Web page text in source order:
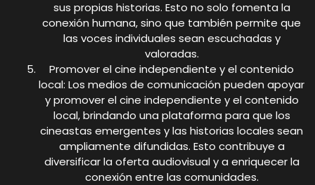
sus propias historias. Esto no solo fomenta la
conexión humana, sino que también permite que
las voces individuales sean escuchadas y
valoradas.
Promover el cine independiente y el contenido
local: Los medios de comunicación pueden apoyar
y promover el cine independiente y el contenido
local, brindando una plataforma para que los
cineastas emergentes y las historias locales sean
ampliamente difundidas. Esto contribuye a
diversificar la oferta audiovisual y a enriquecer la
conexión entre las comunidades.